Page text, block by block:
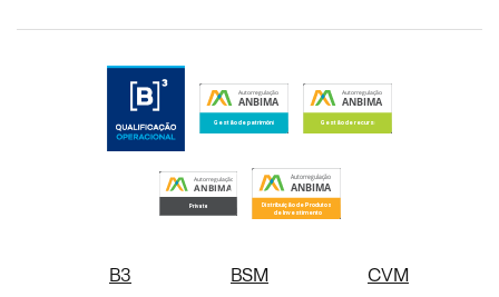
B3 BSM CVM